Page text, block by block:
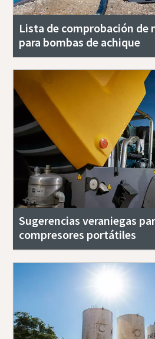
Lista de comprobación
para bombas de achique
Sugerencias veraniegas
compresores portátiles